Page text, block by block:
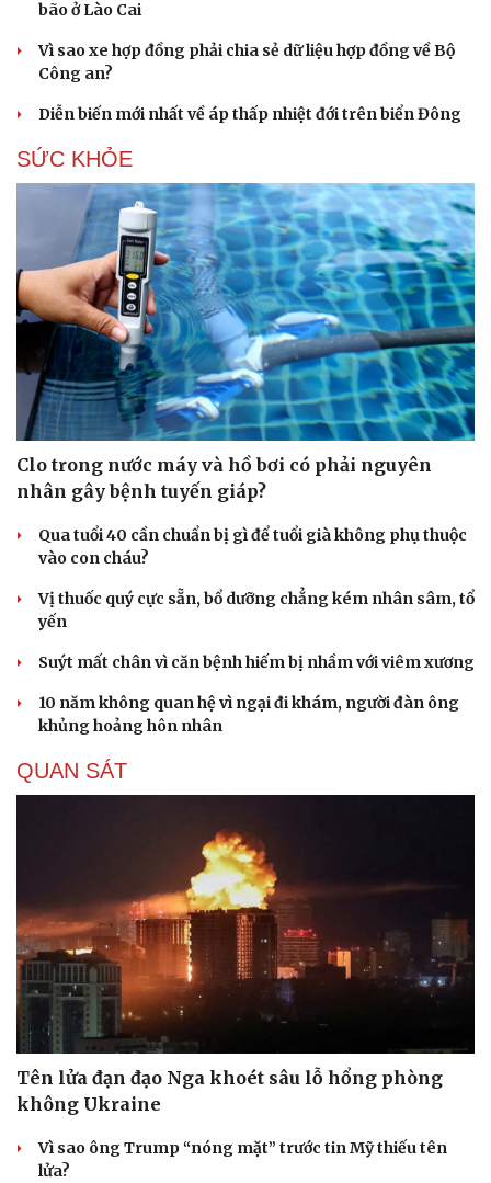
bão ở Lào Cai
Vì sao xe hợp đồng phải chia sẻ dữ liệu hợp đồng về Bộ
Công an?
Diễn biến mới nhất về áp thấp nhiệt đới trên biển Đông
SỨC KHỎE
Clo trong nước máy và hồ bơi có phải nguyên
nhân gây bệnh tuyến giáp?
Qua tuổi 40 cần chuẩn bị gì để tuổi già không phụ thuộc
vào con cháu?
Vị thuốc quý cực sẵn, bổ dưỡng chẳng kém nhân sâm, tổ
yến
Suýt mất chân vì căn bệnh hiếm bị nhầm với viêm xương
10 năm không quan hệ vì ngại đi khám, người đàn ông
khủng hoảng hôn nhân
QUAN SÁT
Tên lửa đạn đạo Nga khoét sâu lỗ hổng phòng
không Ukraine
Vì sao ông Trump “nóng mặt” trước tin Mỹ thiếu tên
lửa?